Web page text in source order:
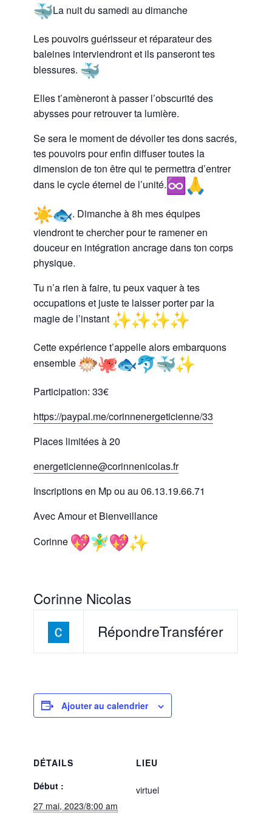
La nuit du samedi au dimanche
Les pouvoirs guérisseur et réparateur des
baleines interviendront et ils panseront tes
blessures.
Elles t’amèneront à passer l’obscurité des
abysses pour retrouver ta lumière.
Se sera le moment de dévoiler tes dons sacrés,
tes pouvoirs pour enfin diffuser toutes la
dimension de ton être qui te permettra d’entrer
dans le cycle éternel de l’unité.
. Dimanche à 8h mes équipes
viendront te chercher pour te ramener en
douceur en intégration ancrage dans ton corps
physique.
Tu n’a rien à faire, tu peux vaquer à tes
occupations et juste te laisser porter par la
magie de l’instant
Cette expérience t’appelle alors embarquons
ensemble
Participation: 33€
https://paypal.me/corinnenergeticienne/33
Places limitées à 20
energeticienne@corinnenicolas.fr
Inscriptions en Mp ou au 06.13.19.66.71
Avec Amour et Bienveillance
Corinne
Corinne Nicolas
RépondreTransférer
Ajouter au calendrier
DÉTAILS
Début :
27 mai, 2023/8:00 am
LIEU
virtuel